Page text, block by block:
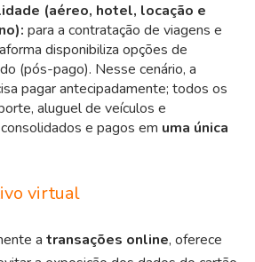
(aéreo, hotel, locação e
para a contratação de viagens e
disponibiliza opções de
(pós-pago). Nesse cenário, a
pagar antecipadamente; todos os
aluguel de veículos e
e pagos em uma única
virtual
a transações online, oferece